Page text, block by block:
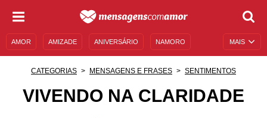
MAIS
AMOR AMIZADE ANIVERSÁRIO NAMORO
CATEGORIAS MENSAGENS E FRASES SENTIMENTOS
VIVENDO NA CLARIDADE